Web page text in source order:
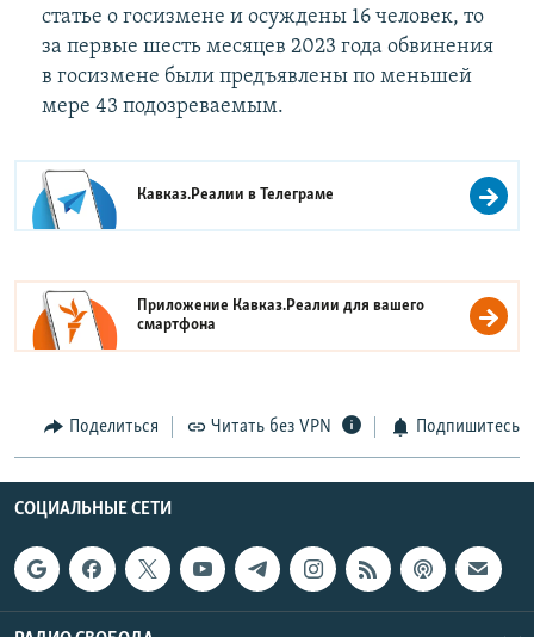
статье о госизмене и осуждены 16 человек, то
за первые шесть месяцев 2023 года обвинения
в госизмене были предъявлены по меньшей
мере 43 подозреваемым.
Кавказ.Реалии вТелеграме
Приложение Кавказ.Реалии для вашего
смартфона
Поделиться Читать без VPN Подпишитесь
СОЦИАЛЬНЫЕ СЕТИ